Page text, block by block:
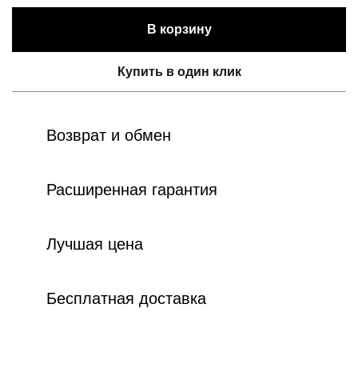
В корзину
Купить в один клик
Возврат и обмен
Расширенная гарантия
Лучшая цена
Бесплатная доставка